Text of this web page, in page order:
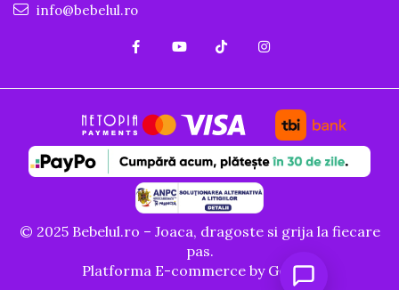
info@bebelul.ro
© 2025 Bebelul.ro – Joaca, dragoste si grija la fiecare
pas.
Platforma E-commerce by Gomag